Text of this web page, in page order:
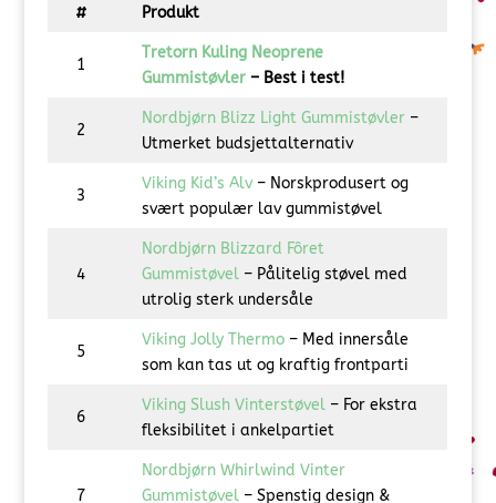
# Produkt
1
Tretorn Kuling Neoprene
Gummistøvler – Best i test!
2
Nordbjørn Blizz Light Gummistøvler –
Utmerket budsjettalternativ
3
Viking Kid’s Alv – Norskprodusert og
svært populær lav gummistøvel
4
Nordbjørn Blizzard Fôret
Gummistøvel – Pålitelig støvel med
utrolig sterk undersåle
5
Viking Jolly Thermo – Med innersåle
som kan tas ut og kraftig frontparti
6
Viking Slush Vinterstøvel – For ekstra
fleksibilitet i ankelpartiet
7
Nordbjørn Whirlwind Vinter
Gummistøvel – Spenstig design &